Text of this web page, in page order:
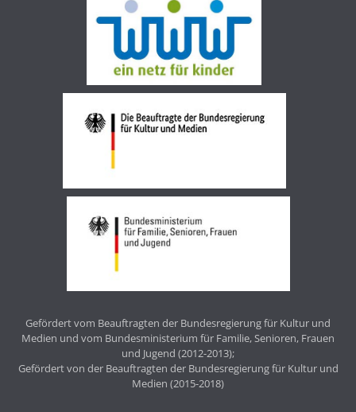
Gefördert vom Beauftragten der Bundesregierung für Kultur und
Medien und vom Bundesministerium für Familie, Senioren, Frauen
und Jugend (2012-2013);
Gefördert von der Beauftragten der Bundesregierung für Kultur und
Medien (2015-2018)